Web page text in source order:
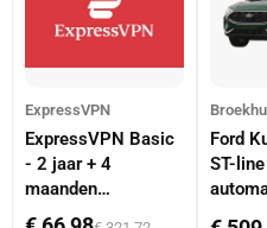
ExpressVPN
ExpressVPN Basic
- 2 jaar + 4
maanden
abonnement
Ford
ST-